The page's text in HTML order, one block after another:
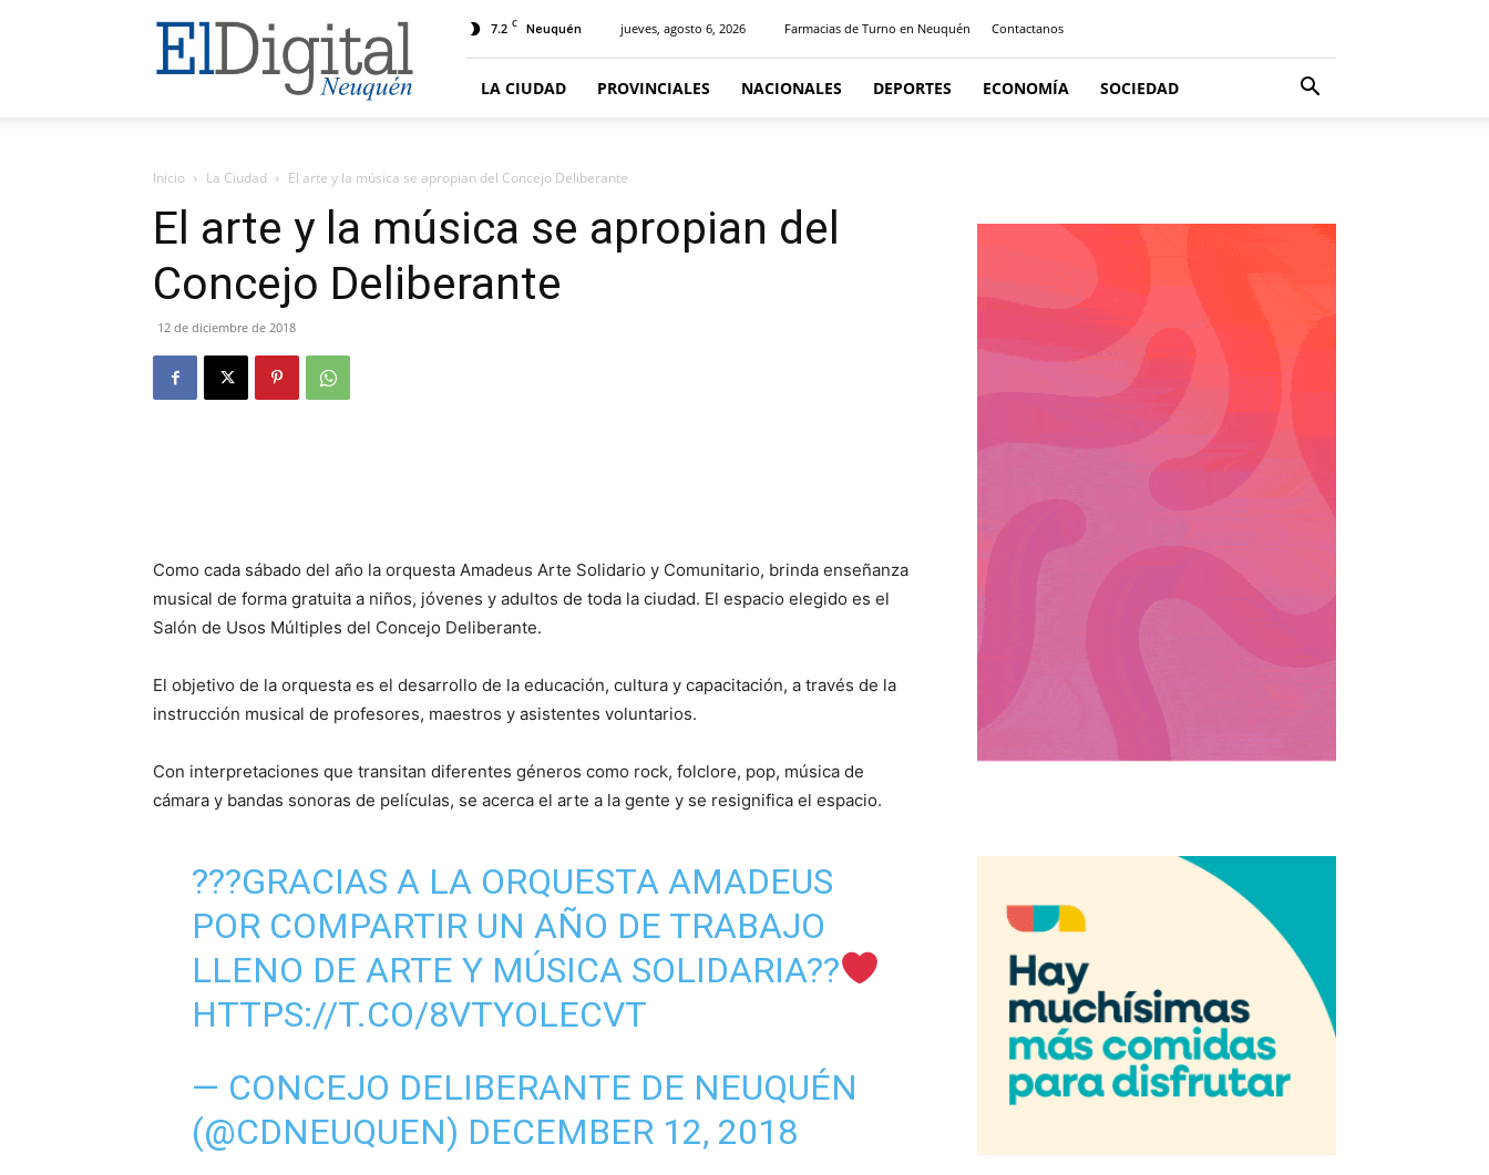
El
Digital
Neuquen
7.2 C Neuquén jueves, agosto 6, 2026 Farmacias de Turno en Neuquén Contactanos
LA CIUDAD PROVINCIALES NACIONALES DEPORTES ECONOMÍA SOCIEDAD
Inicio La Ciudad El arte y la música se apropian del Concejo Deliberante
El arte y la música se apropian del
Concejo Deliberante
12 de diciembre de 2018
Como cada sábado del año la orquesta Amadeus Arte Solidario y Comunitario, brinda enseñanza
musical de forma gratuita a niños, jóvenes y adultos de toda la ciudad. El espacio elegido es el
Salón de Usos Múltiples del Concejo Deliberante.
El objetivo de la orquesta es el desarrollo de la educación, cultura y capacitación, a través de la
instrucción musical de profesores, maestros y asistentes voluntarios.
Con interpretaciones que transitan diferentes géneros como rock, folclore, pop, música de
cámara y bandas sonoras de películas, se acerca el arte a la gente y se resignifica el espacio.
???GRACIAS A LA ORQUESTA AMADEUS
POR COMPARTIR UN AÑO DE TRABAJO
LLENO DE ARTE Y MÚSICA SOLIDARIA??
HTTPS://T.CO/8VTYOLECVT
— CONCEJO DELIBERANTE DE NEUQUÉN
(@CDNEUQUEN) DECEMBER 12, 2018